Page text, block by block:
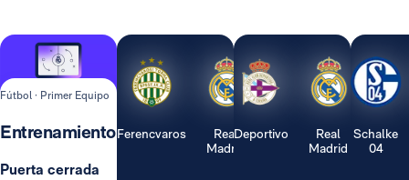
Fútbol · Primer Equipo
Entrenamiento
Puerta cerrada
Ferencvaros
Real
Madrid
Deportivo
Real
Madrid
Schalke
04